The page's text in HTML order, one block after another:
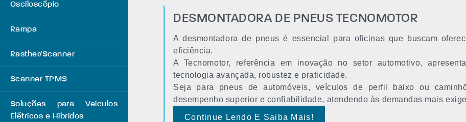
Osciloscópio
Rampa
Rasther/Scanner
Scanner TPMS
Soluções para Veículos
Elétricos e Híbridos
DESMONTADORA DE PNEUS TECNOMOTOR
A desmontadora de pneus é essencial para oficinas que buscam
eficiência.
A Tecnomotor, referência em inovação no setor automotivo,
tecnologia avançada, robustez e praticidade.
Seja para pneus de automóveis, veículos de perfil baixo ou
desempenho superior e confiabilidade, atendendo às demandas mais
Continue Lendo E Saiba Mais!